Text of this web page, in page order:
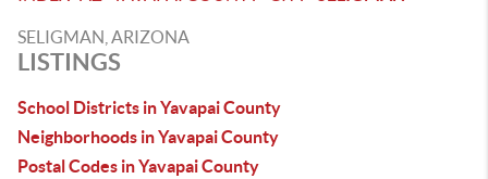
SELIGMAN, ARIZONA
LISTINGS
School Districts in Yavapai County
Neighborhoods in Yavapai County
Postal Codes in Yavapai County